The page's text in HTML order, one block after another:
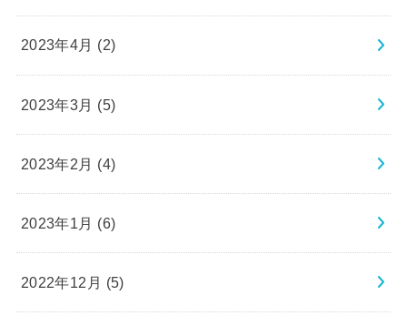
2023年4月 (2)
2023年3月 (5)
2023年2月 (4)
2023年1月 (6)
2022年12月 (5)